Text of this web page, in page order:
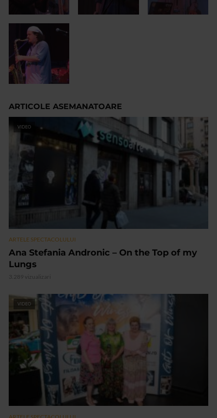
ARTICOLE ASEMANATOARE
VIDEO
ARTELE SPECTACOLULUI
Ana Stefania Andronic – On the Top of my
Lungs
3.289 vizualizari
VIDEO
ARTELE SPECTACOLULUI